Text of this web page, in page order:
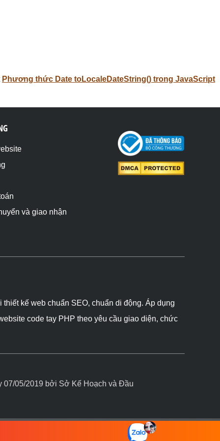
Phương thức Date toLocaleDateString() trong JavaScript
và giao nhận
kế web chuẩn SEO, chuẩn di động. Áp dụng
code tay PHP theo yêu cầu giao diện, chức
07/05/2019 bởi Sở Kế Hoạch và Đầu